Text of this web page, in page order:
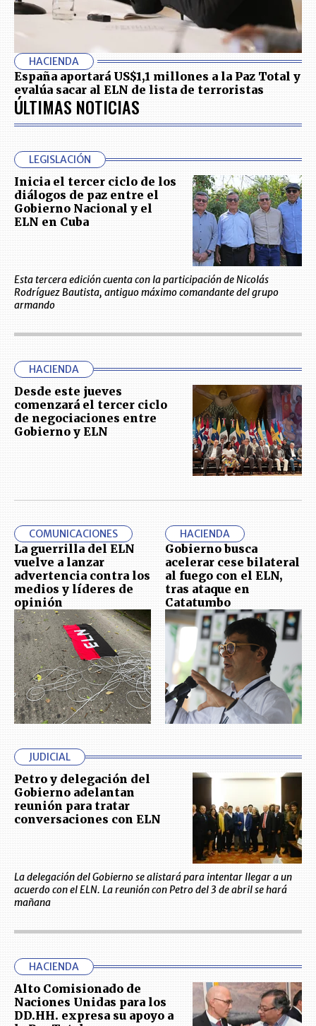
HACIENDA
España aportará US$1,1 millones a la Paz Total y
evalúa sacar al ELN de lista de terroristas
ÚLTIMAS NOTICIAS
LEGISLACIÓN
Inicia el tercer ciclo de los
diálogos de paz entre el
Gobierno Nacional y el
ELN en Cuba
Esta tercera edición cuenta con la participación de Nicolás
Rodríguez Bautista, antiguo máximo comandante del grupo
armando
HACIENDA
Desde este jueves
comenzará el tercer ciclo
de negociaciones entre
Gobierno y ELN
COMUNICACIONES
La guerrilla del ELN
vuelve a lanzar
advertencia contra los
medios y líderes de
opinión
HACIENDA
Gobierno busca
acelerar cese bilateral
al fuego con el ELN,
tras ataque en
Catatumbo
JUDICIAL
Petro y delegación del
Gobierno adelantan
reunión para tratar
conversaciones con ELN
La delegación del Gobierno se alistará para intentar llegar a un
acuerdo con el ELN. La reunión con Petro del 3 de abril se hará
mañana
HACIENDA
Alto Comisionado de
Naciones Unidas para los
DD.HH. expresa su apoyo a